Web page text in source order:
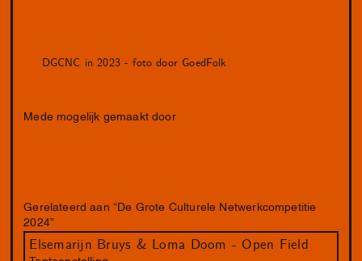
DGCNC in 2023 - foto door GoedFolk
Mede mogelijk gemaakt door
Gerelateerd aan “De Grote Culturele Netwerkcompetitie
2024”
Elsemarijn Bruys & Loma Doom - Open Field